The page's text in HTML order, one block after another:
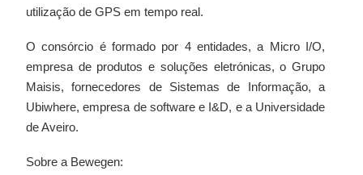
utilização de GPS em tempo real.
O consórcio é formado por 4 entidades, a Micro I/O,
empresa de produtos e soluções eletrónicas, o Grupo
Maisis, fornecedores de Sistemas de Informação, a
Ubiwhere, empresa de software e I&D, e a Universidade
de Aveiro.
Sobre a Bewegen: